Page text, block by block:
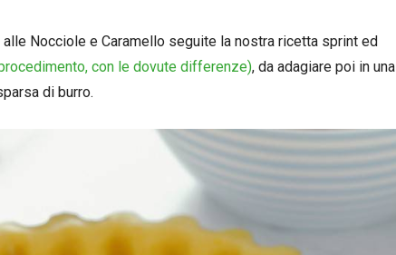
Nocciole e Caramello seguite la nostra ricetta sprint ed
con le dovute differenze), da adagiare poi in una
di burro.